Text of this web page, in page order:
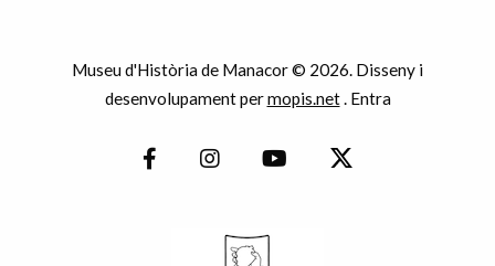
Museu d'Història de Manacor © 2026. Disseny i
desenvolupament permopis.net. Entra